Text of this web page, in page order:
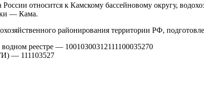
относится к Камскому бассейновому округу,
— Кама.
районирования территории РФ,
реестре — 10010300312111100035270
— 111103527